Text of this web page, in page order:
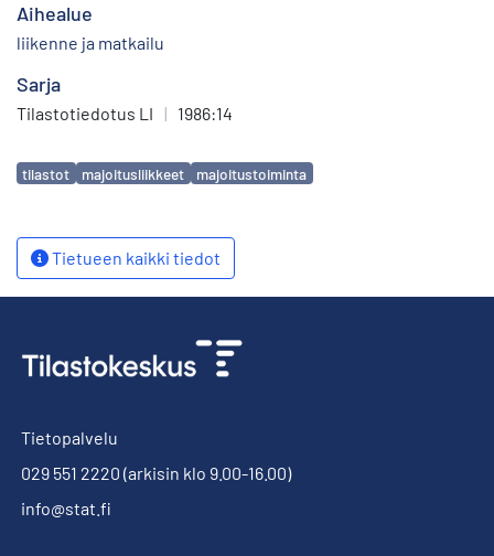
Aihealue
liikenne ja matkailu
Sarja
Tilastotiedotus LI | 1986:14
Avainsanat
tilastot majoitusliikkeet majoitustoiminta
Tietueen kaikki tiedot
Tietopalvelu
029 551 2220 (arkisin klo 9.00-16.00)
info@stat.fi